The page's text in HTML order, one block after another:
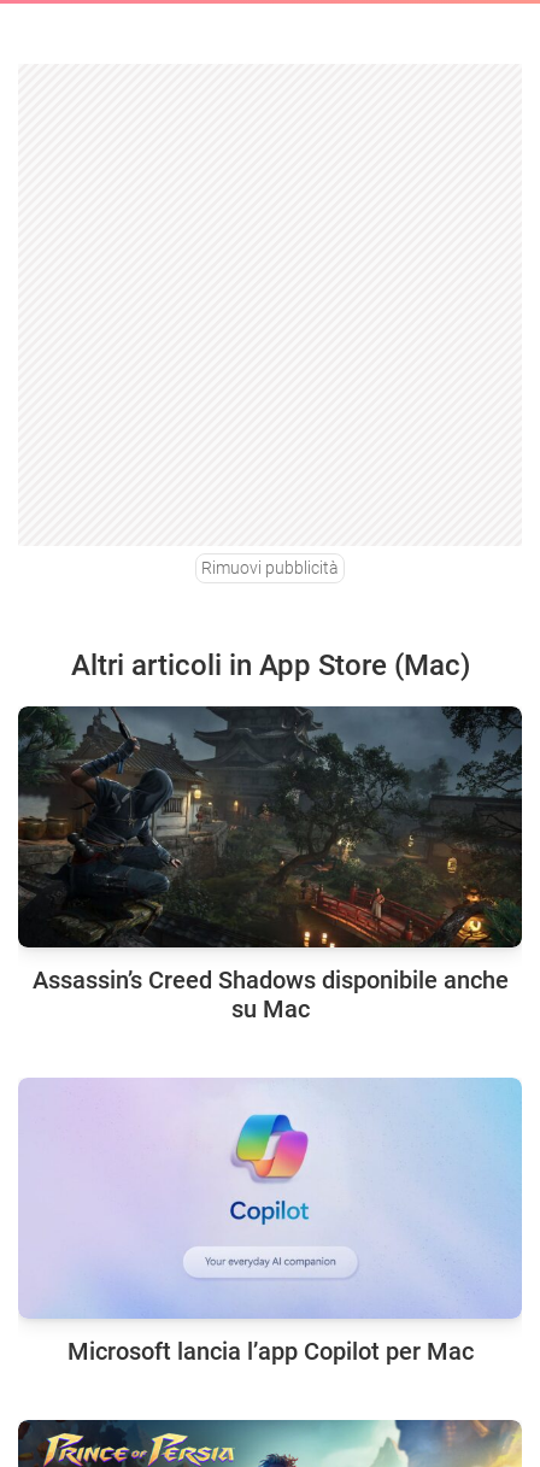
Rimuovi pubblicità
Altri articoli in App Store (Mac)
Assassin’s Creed Shadows disponibile anche
su Mac
Microsoft lancia l’app Copilot per Mac